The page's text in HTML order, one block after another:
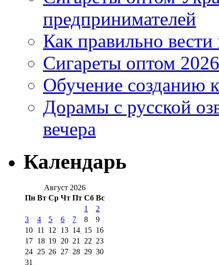
предпринимателей
Как правильно
Сигареты оптом
Обучение созданию
Дорамы с русской
вечера
Календарь
Август 2026
Пн Вт Ср Чт Пт Сб Вс
1
2
3
4 5 6 7 8
9
10 11 12 13 14 15 16
17 18 19 20 21 22 23
24 25 26 27 28 29 30
31